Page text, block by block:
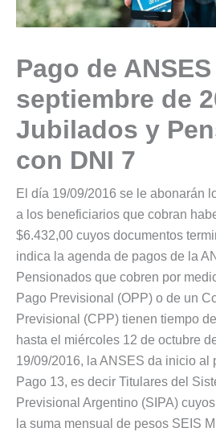
Pago de
septiembre de
Jubilados y
con DNI 7
El día 19/09/2016 se le abonarán
a los beneficiarios que cobran
$6.432,00 cuyos documentos
indica la agenda de pagos de la
Pensionados que cobren por
Pago Previsional (OPP) o de un
Previsional (CPP) tienen tiempo
hasta el miércoles 12 de octubre
19/09/2016, la ANSES da inicio al
Pago 13, es decir Titulares del
Previsional Argentino (SIPA)
la suma mensual de pesos SEIS